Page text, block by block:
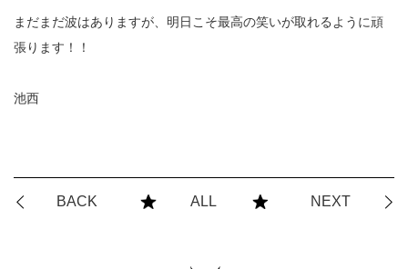
まだまだ波はありますが、明日こそ最高の笑いが取れるように頑
張ります！！
池西
BACK ALL NEXT